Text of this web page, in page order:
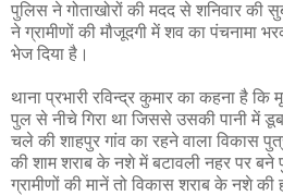
पुलिस ने गोताखोरों की मदद से शनिवार की
ने ग्रामीणों की मौजूदगी में शव का पंचनामा
भेज दिया है।
थाना प्रभारी रविन्द्र कुमार का कहना है
पुल से नीचे गिरा था जिससे उसकी पानी में
चले की शाहपुर गांव का रहने वाला विकास
की शाम शराब के नशे में बटावली नहर पर बने
ग्रामीणों की मानें तो विकास शराब के नशे